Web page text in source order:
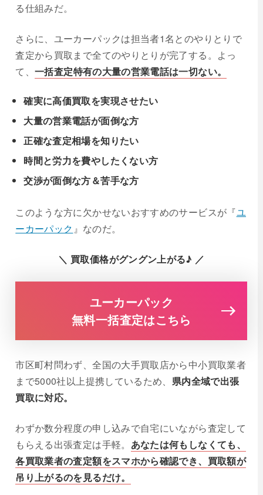
る仕組みだ。
さらに、ユーカーパックは担当者1名とのやりとりで
査定から買取まで全てのやりとりが完了する。よっ
て、一括査定特有の大量の営業電話は一切ない。
確実に高価買取を実現させたい
大量の営業電話が面倒な方
正確な査定相場を知りたい
時間と労力を費やしたくない方
交渉が面倒な方＆苦手な方
このような方に欠かせないおすすめのサービスが『ユ
ーカーパック 』なのだ。
＼ 買取価格がグングン上がる♪ ／
ユーカーパック
無料一括査定はこちら
市区町村問わず、全国の大手買取店から中小買取業者
まで5000社以上提携しているため、 県内全域で出張
買取に対応。
わずか数分程度の申し込みで自宅にいながら査定して
もらえる出張査定は手軽。 あなたは何もしなくても、
各買取業者の査定額をスマホから確認でき、買取額が
吊り上がるのを見るだけ。